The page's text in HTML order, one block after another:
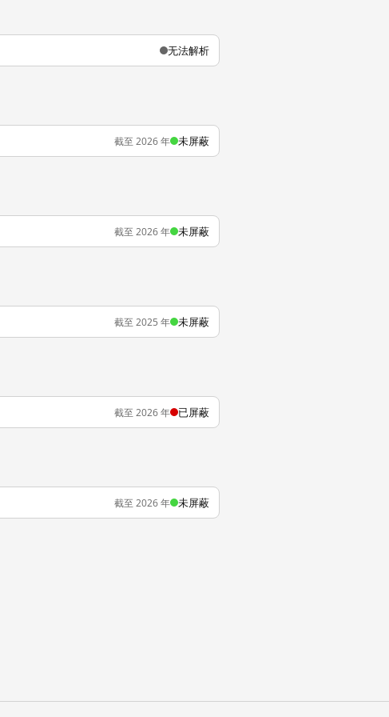
无法解析
截至 2026 年 未屏蔽
截至 2026 年 未屏蔽
截至 2025 年 未屏蔽
截至 2026 年 已屏蔽
截至 2026 年 未屏蔽